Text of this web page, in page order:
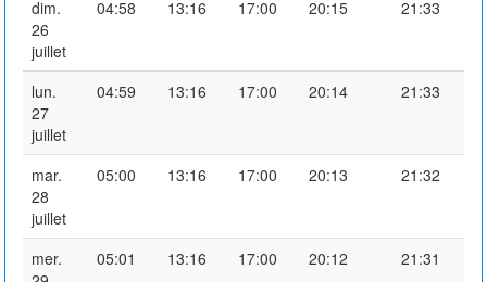
dim.
26
juillet
04:58 13:16 17:00 20:15 21:33
lun.
27
juillet
04:59 13:16 17:00 20:14 21:33
mar.
28
juillet
05:00 13:16 17:00 20:13 21:32
mer.
05:01 13:16 17:00 20:12 21:31